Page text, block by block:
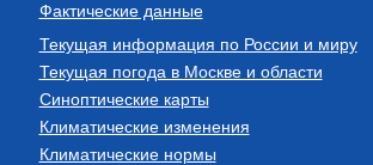
Фактические данные
Текущая информация по России и миру
Текущая погода в Москве и области
Синоптические карты
Климатические изменения
Климатические нормы